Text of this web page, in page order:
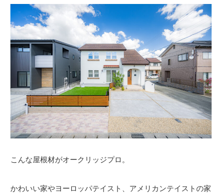
こんな屋根材がオークリッジプロ。
かわいい家やヨーロッパテイスト、アメリカンテイストの家